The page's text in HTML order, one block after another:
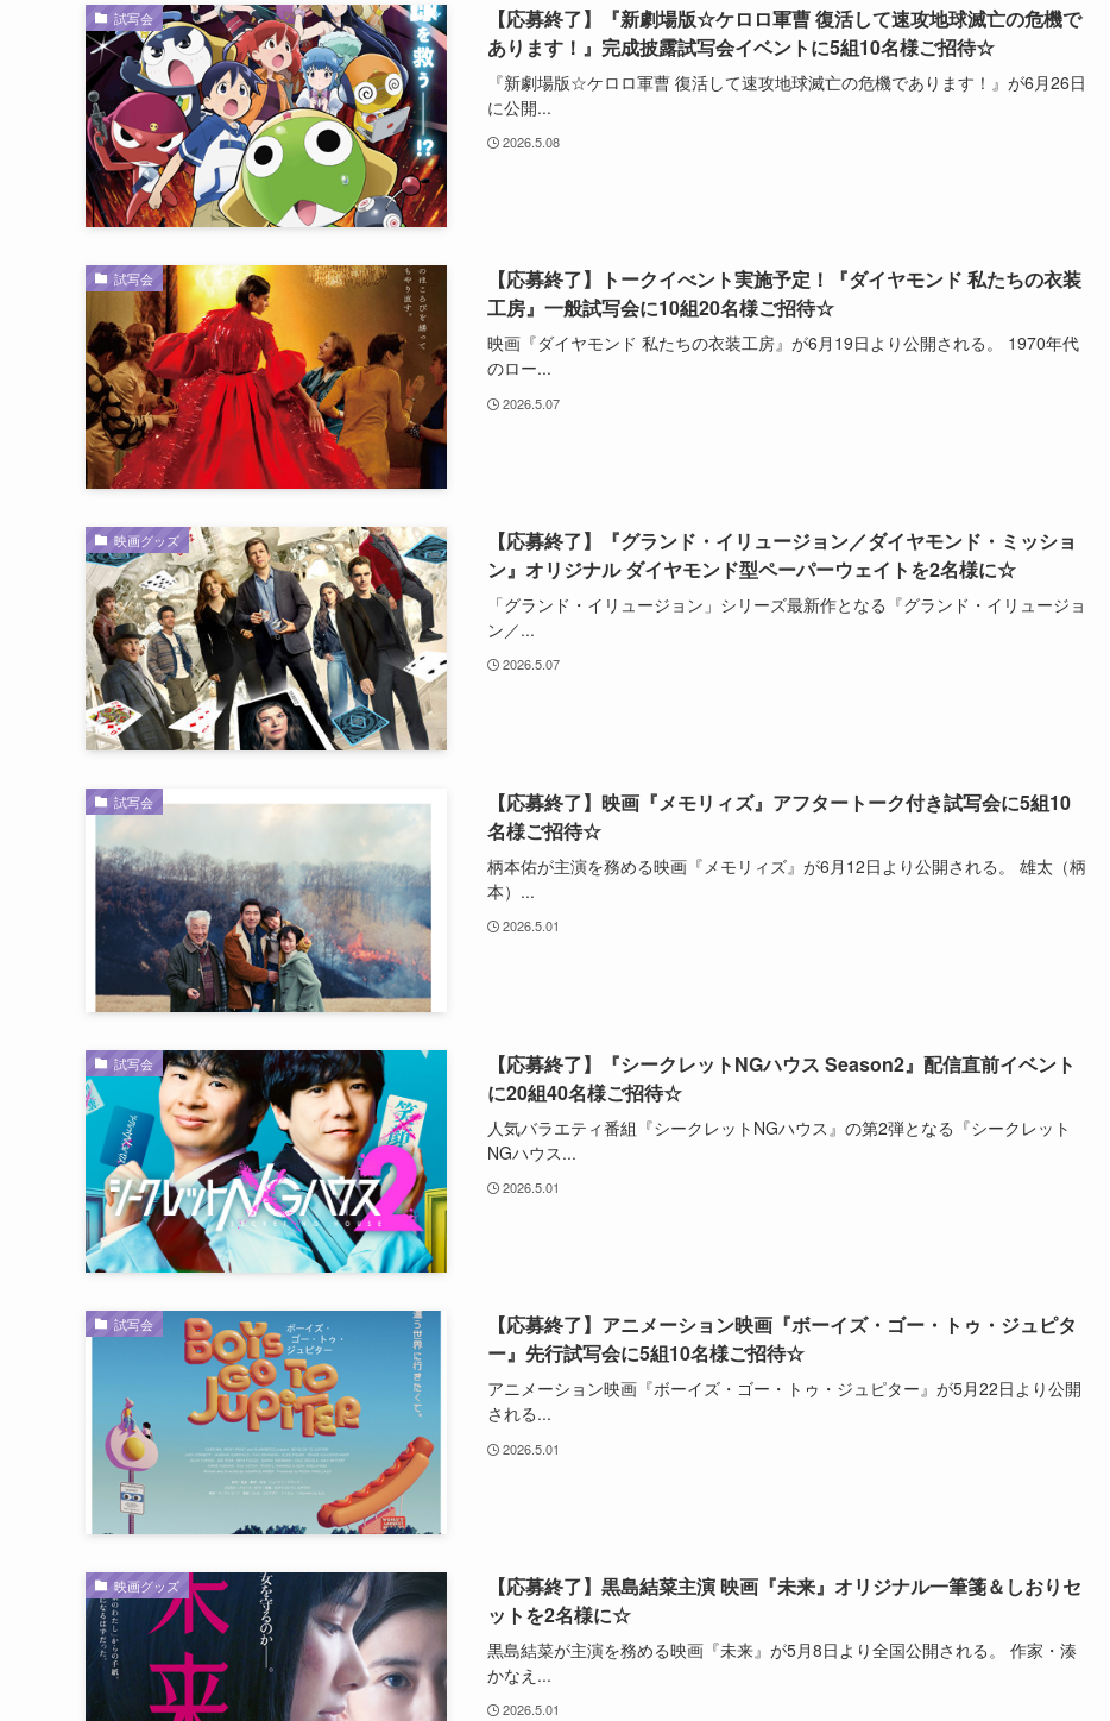
試写会
【応募終了】『新劇場版☆ケロロ軍曹 復活して速攻地球滅亡の危機で
あります！』完成披露試写会イベントに5組10名様ご招待☆
『新劇場版☆ケロロ軍曹 復活して速攻地球滅亡の危機であります！』が6月26日
に公開...
2026.5.08
試写会
【応募終了】トークイべント実施予定！『ダイヤモンド 私たちの衣装
工房』一般試写会に10組20名様ご招待☆
映画『ダイヤモンド 私たちの衣装工房』が6月19日より公開される。 1970年代
のロー...
2026.5.07
映画グッズ
【応募終了】『グランド・イリュージョン／ダイヤモンド・ミッショ
ン』オリジナル ダイヤモンド型ペーパーウェイトを2名様に☆
「グランド・イリュージョン」シリーズ最新作となる『グランド・イリュージョ
ン／...
2026.5.07
試写会
【応募終了】映画『メモリィズ』アフタートーク付き試写会に5組10
名様ご招待☆
柄本佑が主演を務める映画『メモリィズ』が6月12日より公開される。 雄太（柄
本）...
2026.5.01
試写会
【応募終了】『シークレットNGハウス Season2』配信直前イベント
に20組40名様ご招待☆
人気バラエティ番組『シークレットNGハウス』の第2弾となる『シークレット
NGハウス...
2026.5.01
試写会
【応募終了】アニメーション映画『ボーイズ・ゴー・トゥ・ジュピタ
ー』先行試写会に5組10名様ご招待☆
アニメーション映画『ボーイズ・ゴー・トゥ・ジュピター』が5月22日より公開
される...
2026.5.01
映画グッズ
【応募終了】黒島結菜主演 映画『未来』オリジナル一筆箋＆しおりセ
ットを2名様に☆
黒島結菜が主演を務める映画『未来』が5月8日より全国公開される。 作家・湊
かなえ...
2026.5.01